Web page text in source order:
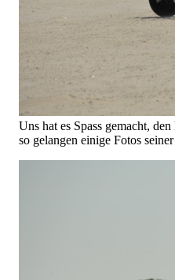
Uns hat es Spass gemacht,
so gelangen einige Fotos